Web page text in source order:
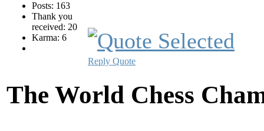
Posts: 163
Thank you
received: 20
Karma: 6
Reply Quote
The World Chess